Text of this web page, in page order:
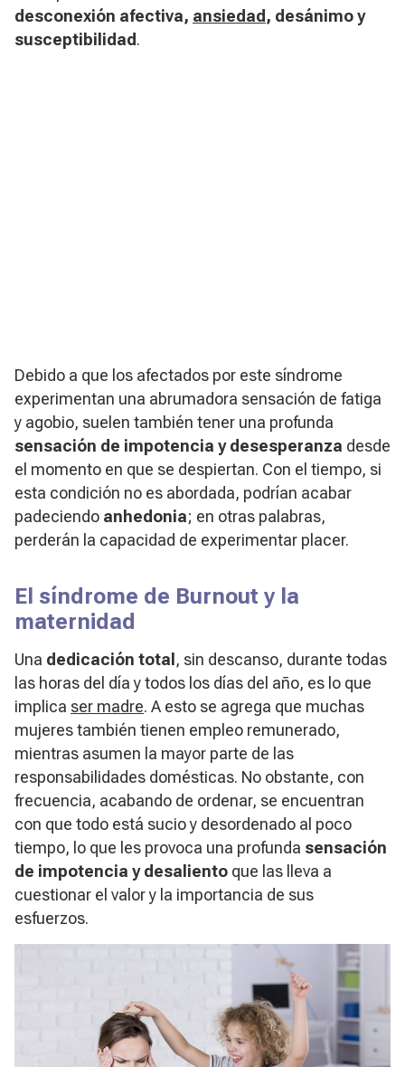
desconexión afectiva, ansiedad, desánimo y
susceptibilidad.
Debido a que los afectados por este síndrome
experimentan una abrumadora sensación de fatiga
y agobio, suelen también tener una profunda
sensación de impotencia y desesperanza desde
el momento en que se despiertan. Con el tiempo, si
esta condición no es abordada, podrían acabar
padeciendo anhedonia; en otras palabras,
perderán la capacidad de experimentar placer.
El síndrome de Burnout y la
maternidad
Una dedicación total, sin descanso, durante todas
las horas del día y todos los días del año, es lo que
implica ser madre. A esto se agrega que muchas
mujeres también tienen empleo remunerado,
mientras asumen la mayor parte de las
responsabilidades domésticas. No obstante, con
frecuencia, acabando de ordenar, se encuentran
con que todo está sucio y desordenado al poco
tiempo, lo que les provoca una profunda sensación
de impotencia y desaliento que las lleva a
cuestionar el valor y la importancia de sus
esfuerzos.